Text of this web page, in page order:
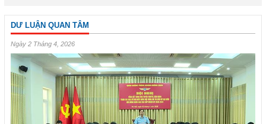
DƯ LUẬN QUAN TÂM
Ngày 2 Tháng 4, 2026